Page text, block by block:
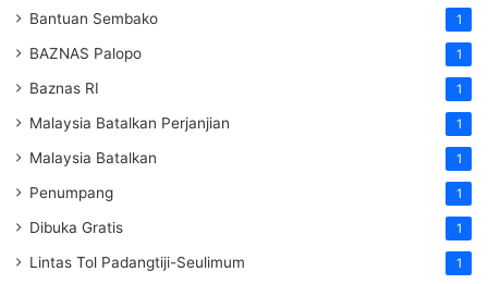
Bantuan Sembako 1
BAZNAS Palopo 1
Baznas RI 1
Malaysia Batalkan Perjanjian 1
Malaysia Batalkan 1
Penumpang 1
Dibuka Gratis 1
Lintas Tol Padangtiji-Seulimum 1